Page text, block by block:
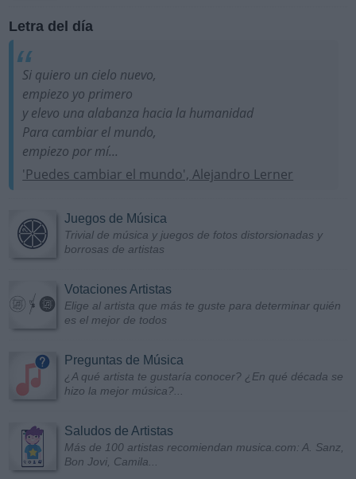
Letra del día
Si quiero un cielo nuevo,
empiezo yo primero
y elevo una alabanza hacia la humanidad
Para cambiar el mundo,
empiezo por mí...
'Puedes cambiar el mundo', Alejandro Lerner
Juegos de Música
Trivial de música y juegos de fotos distorsionadas y
borrosas de artistas
Votaciones Artistas
Elige al artista que más te guste para determinar quién
es el mejor de todos
Preguntas de Música
¿A qué artista te gustaría conocer? ¿En qué década se
hizo la mejor música?...
Saludos de Artistas
Más de 100 artistas recomiendan musica.com: A. Sanz,
Bon Jovi, Camila...